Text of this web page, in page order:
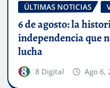
ÚLTIMAS NOTICIAS
6 de agosto: la
independencia que
lucha
8 Digital Ago 6,